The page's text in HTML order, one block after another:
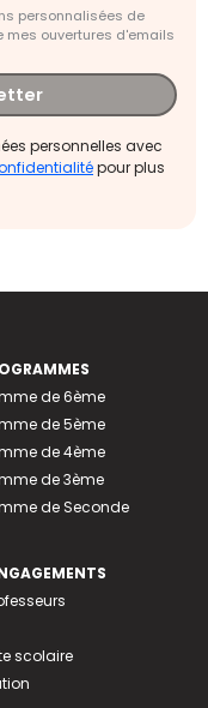
personnalisées de
mes ouvertures d'emails
personnelles avec
pour plus
de 6ème
de 5ème
de 4ème
de 3ème
de Seconde
scolaire